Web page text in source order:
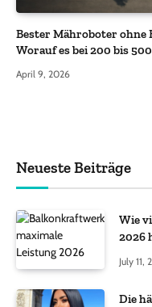
Bester Mähroboter ohne
Worauf es bei 200 bis
April 9, 2026
Neueste Beiträge
Wie
2026
July 11,
Die